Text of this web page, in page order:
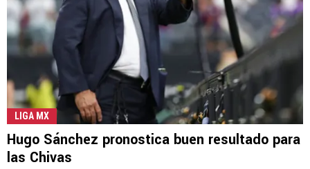
LIGA MX
Hugo Sánchez pronostica buen resultado para
las Chivas